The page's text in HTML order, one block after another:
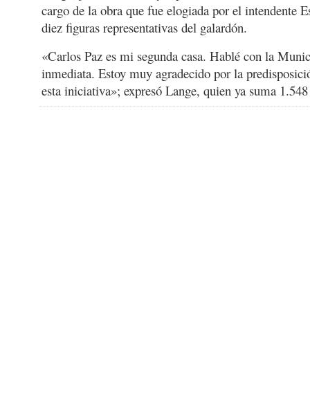
cargo de la obra que fue elogiada por el intendente
diez figuras representativas del galardón.
«Carlos Paz es mi segunda casa. Hablé con la
inmediata. Estoy muy agradecido por la
esta iniciativa»; expresó Lange, quien ya suma